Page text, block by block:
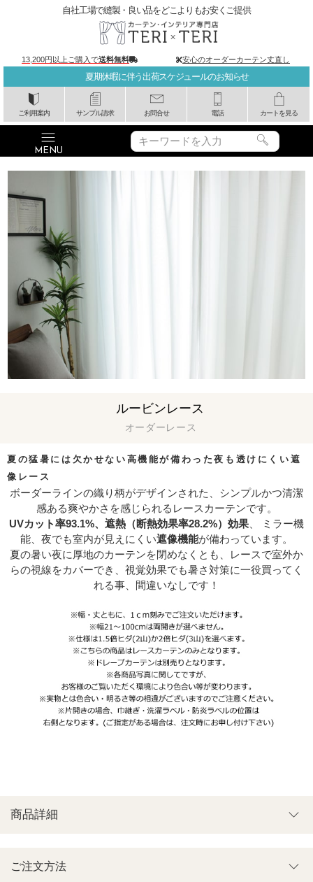
夏期休暇に伴う出荷スケジュールのお知らせ
ご利用案内 サンプル請求 お問合せ 電話 カートを見る
自社工場で縫製・良い品をどこよりもお安くご提供
13,200円以上ご購入で送料無料 安心のオーダーカーテン丈直し
夏の猛暑には欠かせない高機能が備わった夜も透けにくい遮
像レース
オーダーレース
ルービンレース
ボーダーラインの織り柄がデザインされた、シンプルかつ清潔
感ある爽やかさを感じられるレースカーテンです。
UVカット率93.1%、遮熱（断熱効果率28.2%）効果 、 ミラー機
能、夜でも室内が見えにくい遮像機能が備わっています。
夏の暑い夜に厚地のカーテンを閉めなくとも、レースで室外か
らの視線をカバーでき、視覚効果でも暑さ対策に一役買ってく
れる事、間違いなしです！
ご注文方法
商品詳細